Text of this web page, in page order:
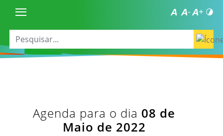
Agenda para o dia 08 de
Maio de 2022